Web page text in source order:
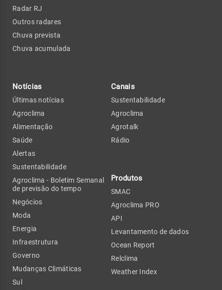
Radar RJ
Outros radares
Chuva prevista
Chuva acumulada
Notícias
Últimas notícias
Agroclima
Alimentação
Saúde
Alertas
Sustentabilidade
Agroclima - Boletim Semanal
de previsão do tempo
Negócios
Moda
Energia
Infraestrutura
Governo
Mudanças Climáticas
Sul
Canais
Sustentabilidade
Agroclima
Agrotalk
Rádio
Produtos
SMAC
Agroclima PRO
API
Levantamento de dados
Ocean Report
Relclima
Weather Index